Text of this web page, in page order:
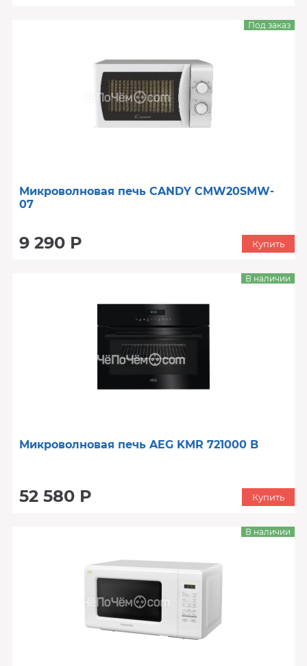
Микроволновая печь CANDY CMW20SMW-
07
9 290 Р
Под заказ
Купить
Микроволновая печь AEG KMR 721000 B
52 580 Р
В наличии
Купить
В наличии